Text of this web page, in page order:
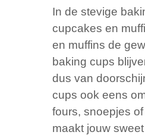
In de stevige
cupcakes en
en muffins de
baking cups
dus van
cups ook eens
fours, snoepjes
maakt jouw